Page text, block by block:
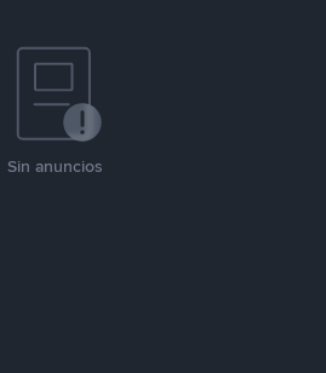
Sin anuncios